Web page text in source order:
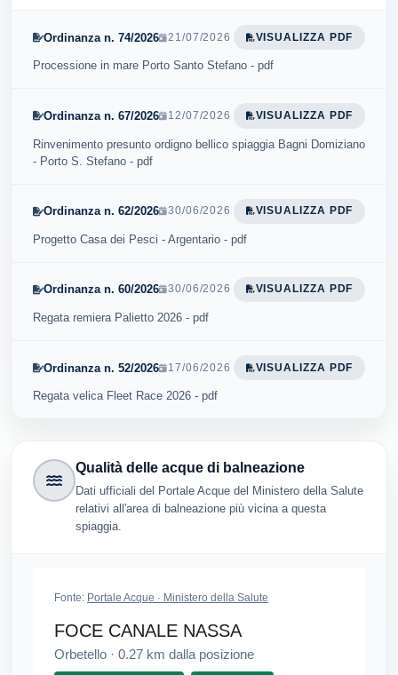
Ordinanza n. 74/2026 21/07/2026 VISUALIZZA PDF
Processione in mare Porto Santo Stefano - pdf
Ordinanza n. 67/2026 12/07/2026 VISUALIZZA PDF
Rinvenimento presunto ordigno bellico spiaggia Bagni Domiziano
- Porto S. Stefano - pdf
Ordinanza n. 62/2026 30/06/2026 VISUALIZZA PDF
Progetto Casa dei Pesci - Argentario - pdf
Ordinanza n. 60/2026 30/06/2026 VISUALIZZA PDF
Regata remiera Palietto 2026 - pdf
Ordinanza n. 52/2026 17/06/2026 VISUALIZZA PDF
Regata velica Fleet Race 2026 - pdf
Qualità delle acque di balneazione
Dati ufficiali del Portale Acque del Ministero della Salute
relativi all'area di balneazione più vicina a questa
spiaggia.
Fonte: Portale Acque · Ministero della Salute
FOCE CANALE NASSA
Orbetello · 0.27 km dalla posizione